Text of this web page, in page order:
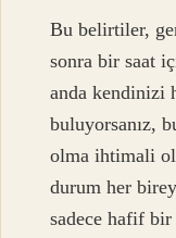
Bu belirtiler,
sonra bir saat
anda kendinizi
buluyorsanız,
olma ihtimali
durum her
sadece hafif